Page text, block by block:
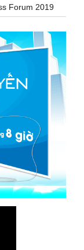
Forum 2019